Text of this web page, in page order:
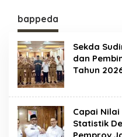
Water Bombing
Dikerahkan Lakukan
Pemadaman
bappeda
Sekda
dan
Tahun
Capai
Statistik